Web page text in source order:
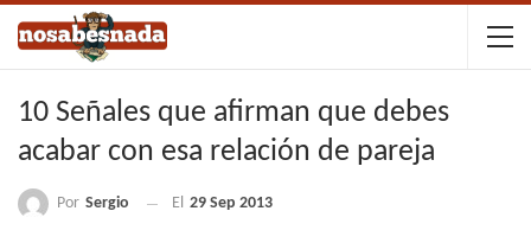
10 Señales que afirman que debes
acabar con esa relación de pareja
Por Sergio El 29 Sep 2013